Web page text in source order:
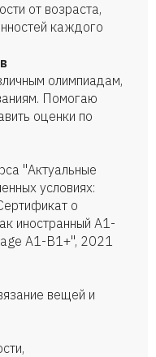
от возраста,
каждого
олимпиадам,
Помогаю
оценки по
"Актуальные
условиях:
о
иностранный А1-
А1-В1+", 2021
вещей и